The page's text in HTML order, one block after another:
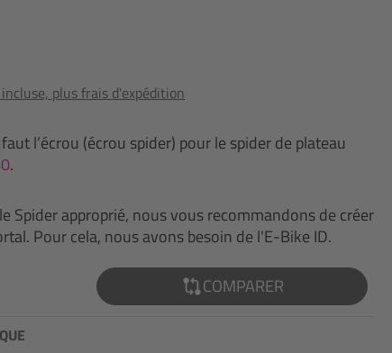
plus frais d'expédition
l’écrou (écrou spider) pour le spider de plateau
.
Spider approprié, nous vous recommandons de créer
Pour cela, nous avons besoin de l'E-Bike ID.
COMPARER